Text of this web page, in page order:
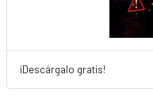
¡Descárgalo gratis!